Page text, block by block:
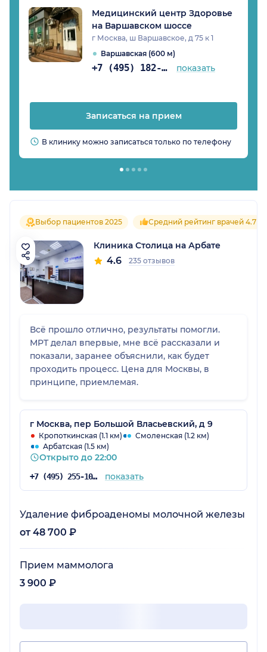
Медицинский центр Здоровье
на Варшавском шоссе
г Москва, ш Варшавское, д 75 к 1
Варшавская (600 м)
+7 (495) 182-42-70 показать
Записаться на прием
В клинику можно записаться только по телефону
Выбор пациентов 2025 Средний рейтинг врачей 4.7
Клиника Столица на Арбате
4.6 235 отзывов
Всё прошло отлично, результаты помогли.
МРТ делал впервые, мне всё рассказали и
показали, заранее объяснили, как будет
проходить процесс. Цена для Москвы, в
принципе, приемлемая.
г Москва, пер Большой Власьевский, д 9
Кропоткинская (1.1 км)
Смоленская (1.2 км)
Арбатская (1.5 км)
Открыто до 22:00
+7 (495) 255-10-78 показать
Удаление фиброаденомы молочной железы
от 48 700 ₽
Прием маммолога
3 900 ₽